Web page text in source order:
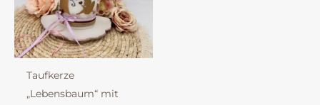
Taufkerze
„Lebensbaum“ mit